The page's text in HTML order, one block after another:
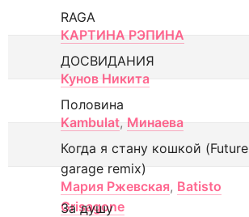
RAGA
КАРТИНА РЭПИНА
ДОСВИДАНИЯ
Кунов Никита
Половина
Kambulat, Минаева
Когда я стану кошкой (Future
garage remix)
Мария Ржевская, Batisto
Grisagone
За душу